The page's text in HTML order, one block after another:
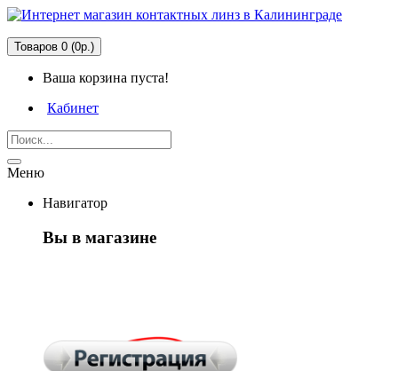
Товаров 0 (0р.)
Ваша корзина пуста!
Кабинет
Меню
Навигатор
Вы в магазине